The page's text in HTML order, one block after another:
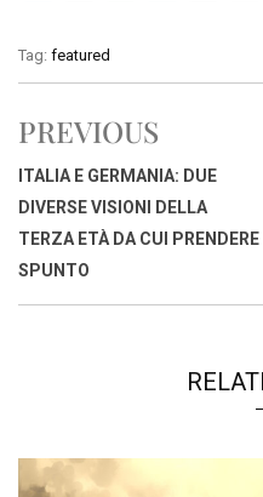
c
e
o
o
k
t
A
p
p
k
n
e
Tag: featured
PREVIOUS
ITALIA E GERMANIA: DUE
DIVERSE VISIONI DELLA
TERZA ETÀ DA CUI PRENDERE
SPUNTO